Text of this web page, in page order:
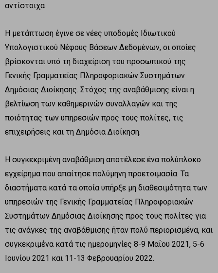
αντίστοιχα
Η μετάπτωση έγινε σε νέες υποδομές Ιδιωτικού
Υπολογιστικού Νέφους Βάσεων Δεδομένων, οι οποίες
βρίσκονται υπό τη διαχείριση του προσωπικού της
Γενικής Γραμματείας Πληροφοριακών Συστημάτων
Δημόσιας Διοίκησης. Στόχος της αναβάθμισης είναι η
βελτίωση των καθημερινών συναλλαγών και της
ποιότητας των υπηρεσιών προς τους πολίτες, τις
επιχειρήσεις και τη Δημόσια Διοίκηση.
Η συγκεκριμένη αναβάθμιση αποτέλεσε ένα πολύπλοκο
εγχείρημα που απαίτησε πολύμηνη προετοιμασία. Τα
διαστήματα κατά τα οποία υπήρξε μη διαθεσιμότητα των
υπηρεσιών της Γενικής Γραμματείας Πληροφοριακών
Συστημάτων Δημόσιας Διοίκησης προς τους πολίτες για
τις ανάγκες της αναβάθμισης ήταν πολύ περιορισμένα, και
συγκεκριμένα κατά τις ημερομηνίες 8-9 Μαΐου 2021, 5-6
Ιουνίου 2021 και 11-13 Φεβρουαρίου 2022.